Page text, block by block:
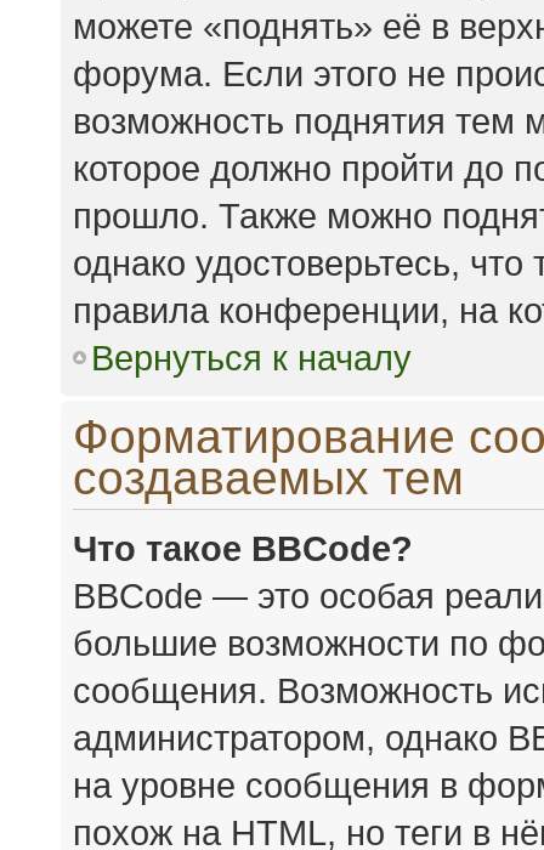
можете «поднять» её в
форума. Если этого не
возможность поднятия тем
которое должно пройти до
прошло. Также можно
однако удостоверьтесь,
правила конференции, на
Вернуться к началу
Форматирование
создаваемых тем
Что такое BBCode?
BBCode — это особая
большие возможности по
сообщения. Возможность
администратором, однако
на уровне сообщения в
похож на HTML, но теги в